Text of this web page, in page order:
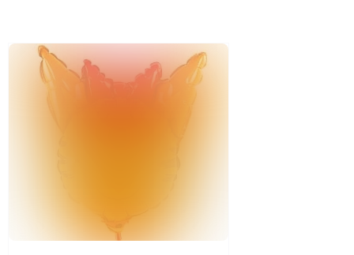
вишенкой,
1